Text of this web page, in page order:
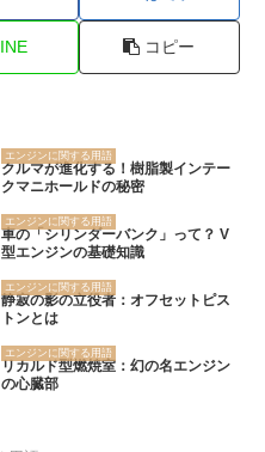
コピー
エンジンに関する用語
クルマが進化する！樹脂製インテー
クマニホールドの秘密
エンジンに関する用語
車の「シリンダーバンク」って？ V
型エンジンの基礎知識
エンジンに関する用語
静寂の影の立役者：オフセットピス
トンとは
エンジンに関する用語
リカルド型燃焼室：幻の名エンジン
の心臓部